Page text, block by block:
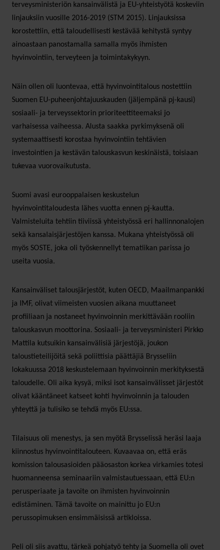
terveysministeriön kansainvälistä ja EU-yhteistyötä koskeviin
linjauksiin vuosille 2016-2019 (STM 2015). Linjauksissa
korostettiin, että taloudellisesti kestävää kehitystä syntyy
ainoastaan panostamalla samalla myös ihmisten
hyvinvointiin, terveyteen ja toimintakykyyn.
Näin ollen oli luontevaa, että hyvinvointitalous nostettiin
Suomen EU-puheenjohtajuuskauden (jäljempänä pj-kausi)
sosiaali- ja terveyssektorin prioriteettiteemaksi jo
varhaisessa vaiheessa. Alusta saakka pyrkimyksenä oli
systemaattisesti korostaa hyvinvointiin tehtävien
investointien ja kestävän talouskasvun keskinäistä, toisiaan
tukevaa vuorovaikutusta.
Suomi avasi eurooppalaisen keskustelun
hyvinvointitaloudesta lähes vuotta ennen pj-kautta.
Valmisteluita tehtiin tiiviissä yhteistyössä eri hallinnonalojen
sekä kansalaisjärjestöjen kanssa. Mukana yhteistyössä oli
myös SOSTE, joka oli työskennellyt tematiikan parissa jo
useita vuosia.
Kansainväliset talousjärjestöt, kuten OECD, Maailmanpankki
ja IMF, olivat viimeisten vuosien aikana muuttaneet
profiiliaan ja nostaneet hyvinvoinnin merkittävään rooliin
talouskasvun moottorina. Sosiaali- ja terveysministeri Pirkko
Mattila kutsuikin kansainvälisiä järjestöjä, joukon
taloustieteilijöitä sekä poliittisia päättäjiä Brysseliin
lokakuussa 2018 keskustelemaan hyvinvoinnin merkityksestä
taloudelle. Oli aika kysyä, miksi isot kansainvälisset järjestöt
olivat kääntäneet katseet kohti hyvinvoinnin ja talouden
yhteyttä ja tulisiko se tehdä myös EU:ssa.
Tilaisuus oli menestys, ja sen myötä Brysselissä heräsi laaja
kiinnostus hyvinvointitalouteen. Kuvaavaa on, että eräs
komission talousasioiden pääosaston korkea virkamies totesi
huomanneensa seminaariin valmistautuessaan, että EU:n
perusperiaate ja tavoite on ihmisten hyvinvoinnin
edistäminen. Tämä tavoite on mainittu jo EU:n
perussopimuksen ensimmäisissä artikloissa.
Peli oli siis avattu, tärkeä pohjatyö tehty ja Suomella oli ovet